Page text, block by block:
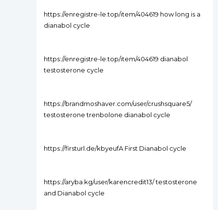
https://enregistre-le.top/item/404619 how long is a
dianabol cycle
https://enregistre-le.top/item/404619 dianabol
testosterone cycle
https://brandmoshaver.com/user/crushsquare5/
testosterone trenbolone dianabol cycle
https://firsturl.de/kbyeufA First Dianabol cycle
https://aryba.kg/user/karencredit13/ testosterone
and Dianabol cycle